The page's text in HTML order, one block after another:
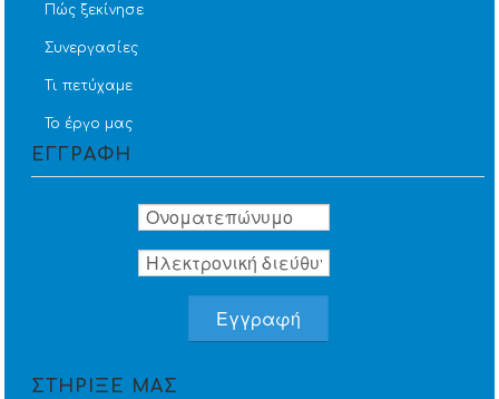
Πώς ξεκίνησε
Συνεργασίες
Τι πετύχαμε
Το έργο μας
ΕΓΓΡΑΦΗ
ΣΤΗΡΙΞΕ ΜΑΣ